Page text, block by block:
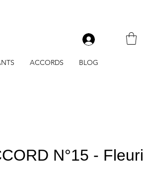
ACCORDS BLOG
N°15 - Fleuri